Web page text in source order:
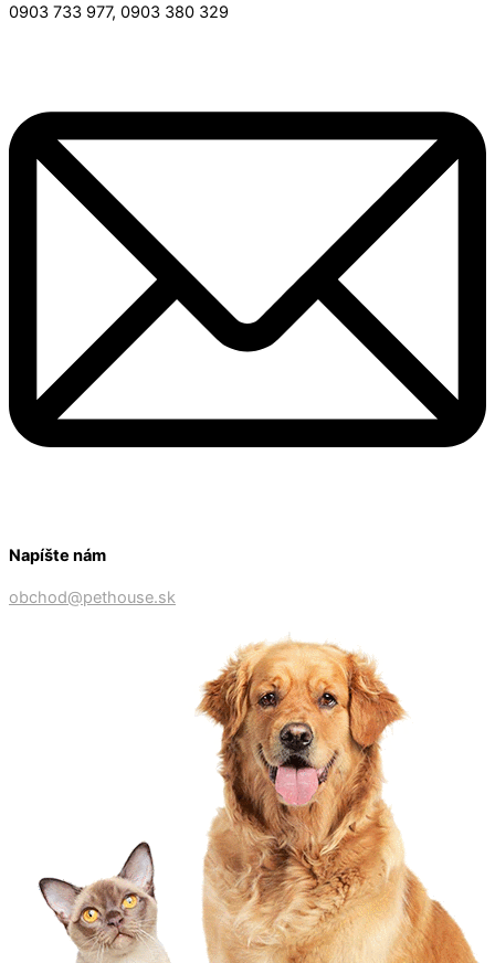
0903 733 977, 0903 380 329
Napíšte nám
obchod@pethouse.sk